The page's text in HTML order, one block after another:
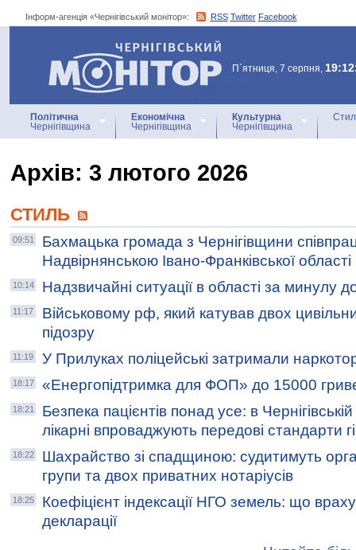
Інформ-агенція «Чернігівський монітор»: RSS Twitter Facebook
Інформ-агенція
«Чернігівський монітор»
П`ятниця, 7 серпня,
Політична
Чернігівщина
Економічна
Чернігівщина
Культурна
Чернігівщина
Архiв: 3 лютого 2026
СТИЛЬ
09:51
Бахмацька громада з Чернігівщини
Надвірнянською Івано-Франківської області
10:14 Надзвичайні ситуації в області за минулу
11:17
Військовому рф, який катував двох
підозру
11:19 У Прилуках поліцейські затримали
18:17 «Енергопідтримка для ФОП» до 15000
18:21
Безпека пацієнтів понад усе: в
лікарні впроваджують передові стандарти
18:22
Шахрайство зі спадщиною: судитимуть
групи та двох приватних нотаріусів
18:25
Коефіцієнт індексації НГО земель: що
декларації